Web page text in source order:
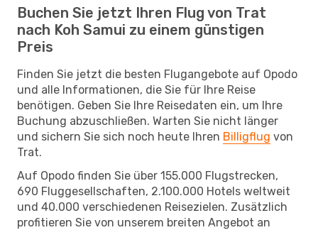
Buchen Sie jetzt Ihren Flug von Trat
nach Koh Samui zu einem günstigen
Preis
Finden Sie jetzt die besten Flugangebote auf Opodo
und alle Informationen, die Sie für Ihre Reise
benötigen. Geben Sie Ihre Reisedaten ein, um Ihre
Buchung abzuschließen. Warten Sie nicht länger
und sichern Sie sich noch heute Ihren Billigflug von
Trat.
Auf Opodo finden Sie über 155.000 Flugstrecken,
690 Fluggesellschaften, 2.100.000 Hotels weltweit
und 40.000 verschiedenen Reisezielen. Zusätzlich
profitieren Sie von unserem breiten Angebot an